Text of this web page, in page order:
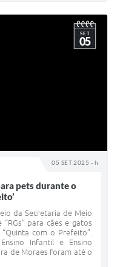
05 SET 2025 - h
SET
05
pets durante o
da Secretaria de Meio
para cães e gatos
com o Prefeito”.
Infantil e Ensino
de Moraes foram até o